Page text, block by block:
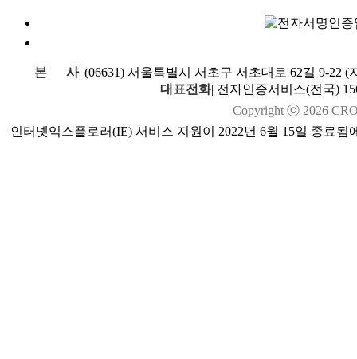
본 사| (06631) 서울특별시 서초구 서초대로 62길 9-22
대표전화| 전자인증서비스(전국)
Copyright ⓒ 2026
인터넷익스플로러(IE) 서비스 지원이 2022년 6월 15일 종료